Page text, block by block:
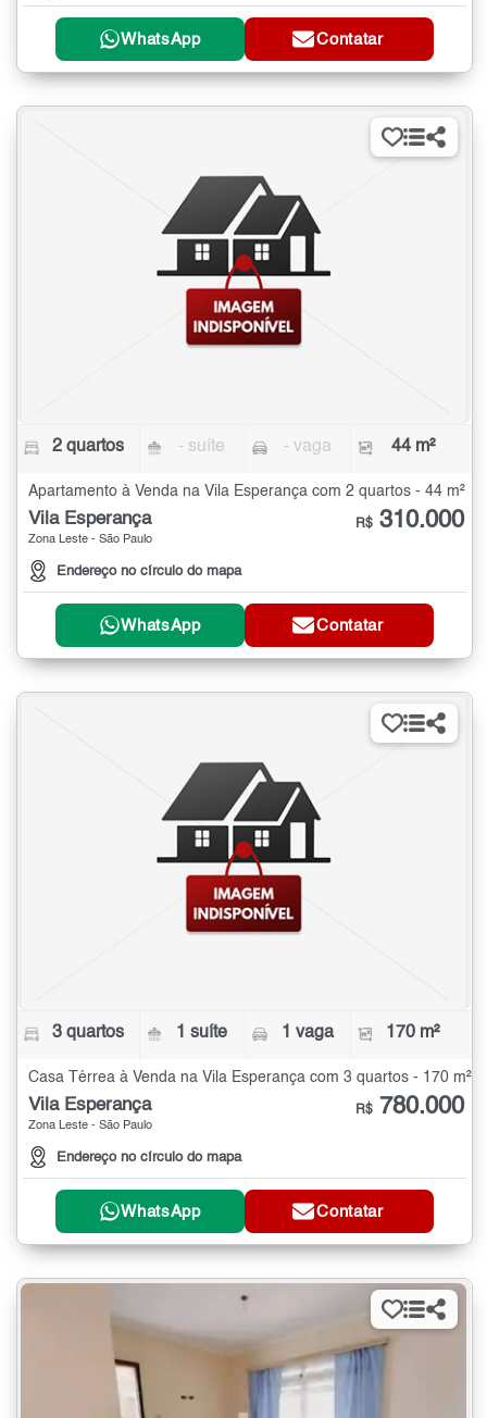
WhatsApp Contatar
2 quartos - suíte - vaga 44 m²
Apartamento à Venda na Vila Esperança com 2 quartos - 44 m²
Vila Esperança
Zona Leste - São Paulo
Endereço no círculo do mapa
R$ 310.000
WhatsApp Contatar
3 quartos 1 suíte 1 vaga 170 m²
Casa Térrea à Venda na Vila Esperança com 3 quartos - 170 m²
Vila Esperança
Zona Leste - São Paulo
Endereço no círculo do mapa
R$ 780.000
WhatsApp Contatar